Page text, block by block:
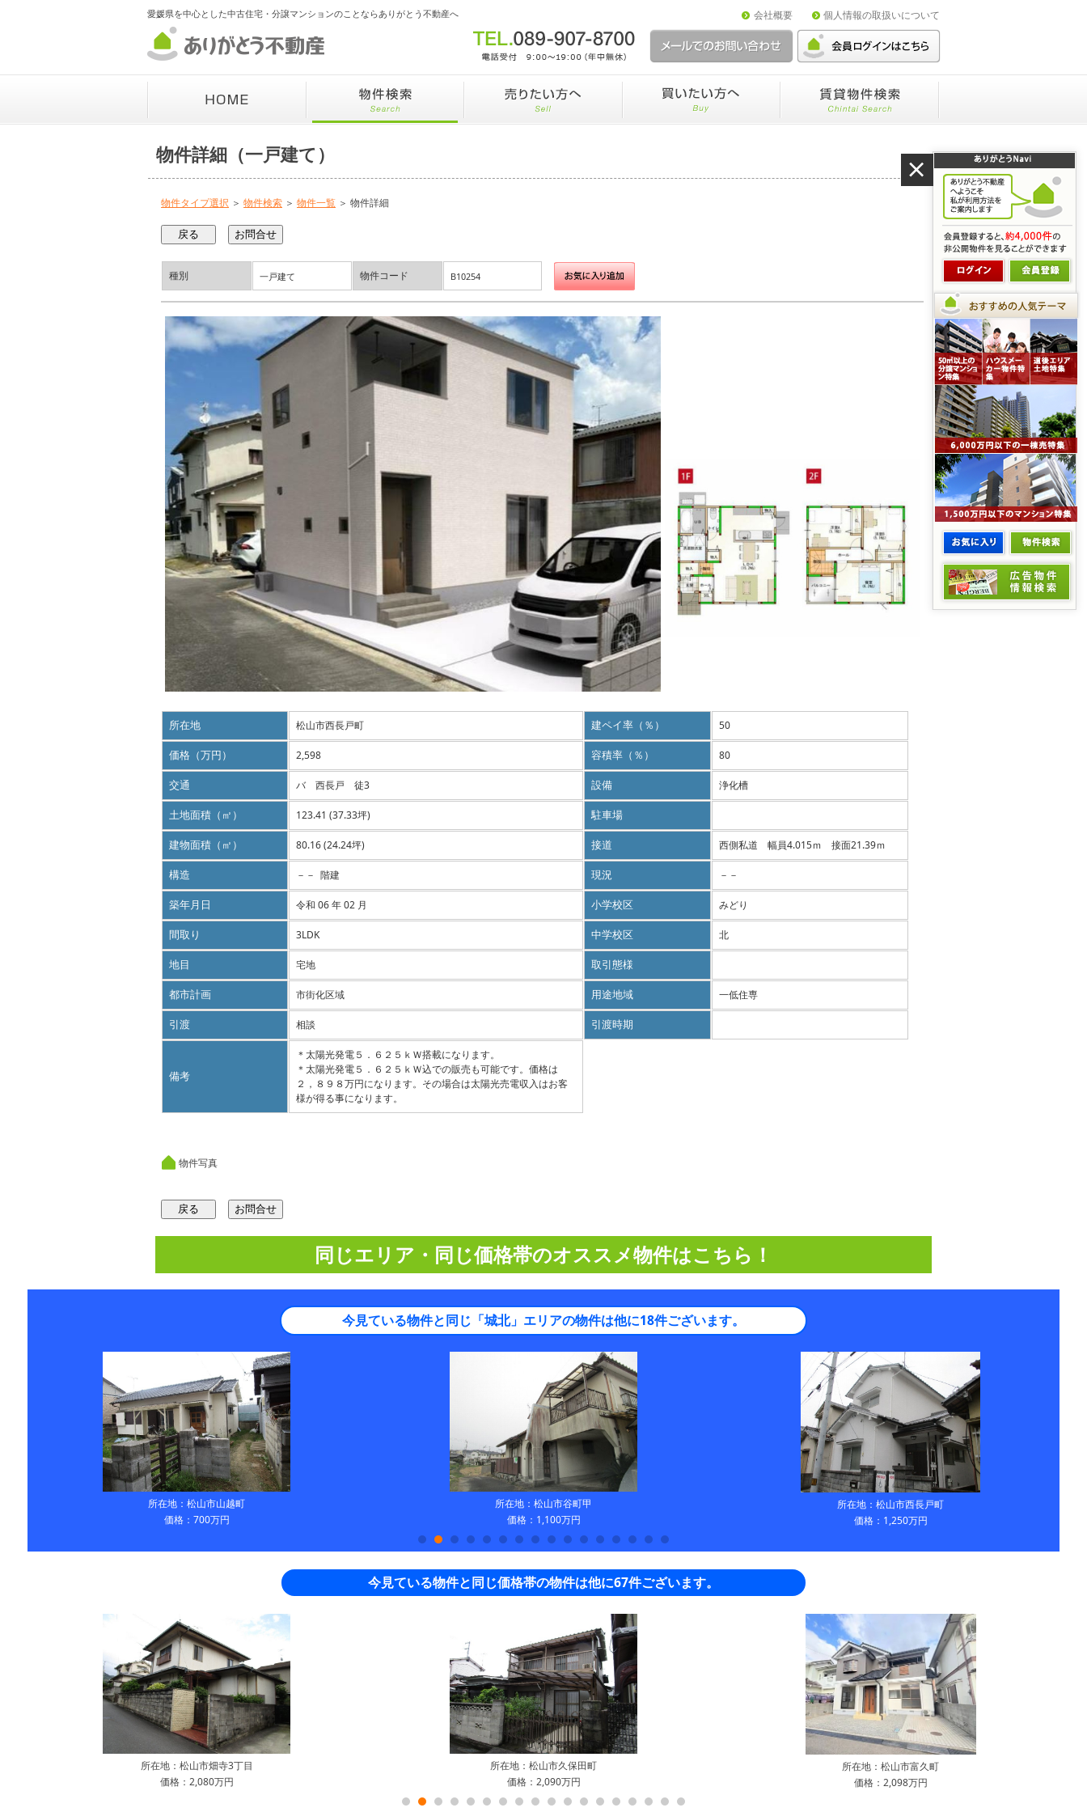
愛媛県を中心とした中古住宅・分譲マンションのことならありがとう不動産へ 会社概要 個人情報の取扱いについて
物件詳細（一戸建て）
物件タイプ選択 ＞ 物件検索 ＞ 物件一覧 ＞ 物件詳細
種別 一戸建て 物件コード B10254
所在地 松山市西長戸町 建ペイ率（％） 50
価格（万円） 2,598 容積率（％） 80
交通 バ 西長戸 徒3 設備 浄化槽
土地面積（㎡） 123.41 (37.33坪) 駐車場
建物面積（㎡） 80.16 (24.24坪) 接道 西側私道 幅員4.015ｍ 接面21.39ｍ
構造 －－ 階建 現況 －－
築年月日 令和 06 年 02 月 小学校区 みどり
間取り 3LDK 中学校区 北
地目 宅地 取引態様
都市計画 市街化区域 用途地域 一低住専
引渡 相談 引渡時期
備考
＊太陽光発電５．６２５ｋＷ搭載になります。
＊太陽光発電５．６２５ｋＷ込での販売も可能です。価格は
２，８９８万円になります。その場合は太陽光売電収入はお客
様が得る事になります。
物件写真
同じエリア・同じ価格帯のオススメ物件はこちら！
今見ている物件と同じ「城北」エリアの物件は他に18件ございます。
所在地：松山市山越町
価格：700万円
所在地：松山市谷町甲
価格：1,100万円
所在地：松山市西長戸町
価格：1,250万円
今見ている物件と同じ価格帯の物件は他に67件ございます。
所在地：松山市畑寺3丁目
価格：2,080万円
所在地：松山市久保田町
価格：2,090万円
所在地：松山市富久町
価格：2,098万円